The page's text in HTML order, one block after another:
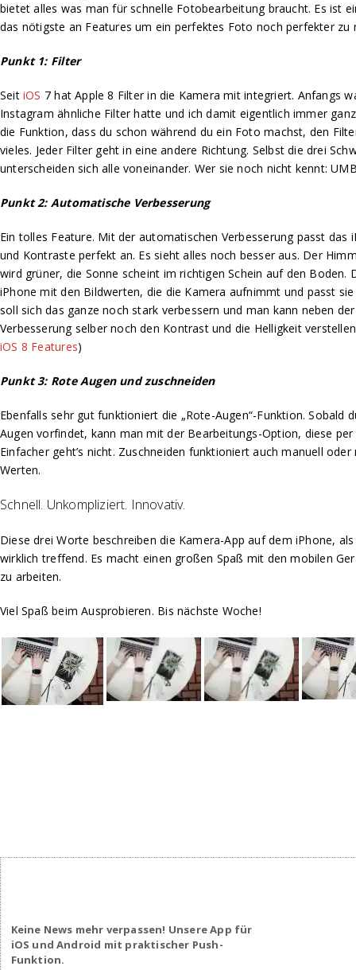
bietet alles was man für schnelle Fotobearbeitung braucht. Es ist
das nötigste an Features um ein perfektes Foto noch perfekter zu
Punkt 1: Filter
SeitiOS 7 hat Apple 8 Filter in die Kamera mit integriert. Anfangs
Instagram ähnliche Filter hatte und ich damit eigentlich immer
die Funktion, dass du schon während du ein Foto machst, den
vieles. Jeder Filter geht in eine andere Richtung. Selbst die drei
unterscheiden sich alle voneinander. Wer sie noch nicht kennt:
Punkt 2: Automatische Verbesserung
Ein tolles Feature. Mit der automatischen Verbesserung passt das
und Kontraste perfekt an. Es sieht alles noch besser aus. Der
wird grüner, die Sonne scheint im richtigen Schein auf den Boden.
iPhone mit den Bildwerten, die die Kamera aufnimmt und passt
soll sich das ganze noch stark verbessern und man kann neben
Verbesserung selber noch den Kontrast und die Helligkeit
iOS 8 Features)
Punkt 3: Rote Augen und zuschneiden
Ebenfalls sehr gut funktioniert die „Rote-Augen“-Funktion. Sobald
Augen vorfindet, kann man mit der Bearbeitungs-Option, diese
Einfacher geht’s nicht. Zuschneiden funktioniert auch manuell
Werten.
Schnell. Unkompliziert. Innovativ.
Diese drei Worte beschreiben die Kamera-App auf dem iPhone,
wirklich treffend. Es macht einen großen Spaß mit den mobilen
zu arbeiten.
Viel Spaß beim Ausprobieren. Bis nächste Woche!
Keine News mehr verpassen! Unsere App für
iOS und Android mit praktischer Push-
Funktion.